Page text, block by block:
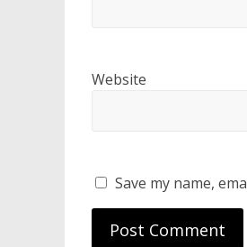
Website
Save my name,